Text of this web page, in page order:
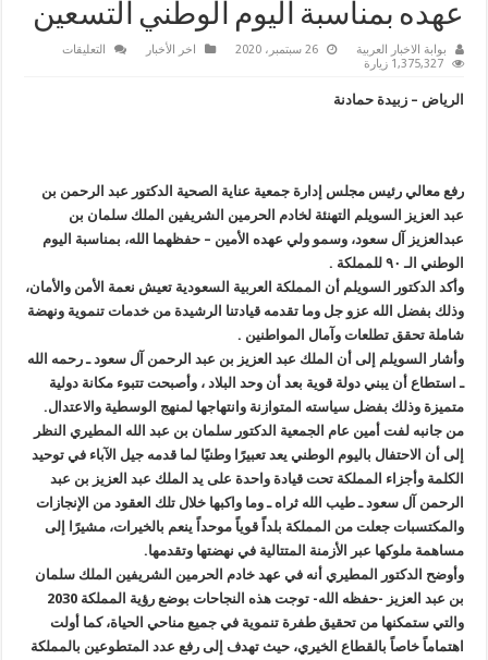
عهده بمناسبة اليوم الوطني التسعين
بوابة الاخبار العربية 26 سبتمبر، 2020 اخر الأخبار التعليقات
اليوم
الوطني
1,375,327 زيارة
الرياض – زبيدة حمادنة
رفع معالي رئيس مجلس إدارة جمعية عناية الصحية الدكتور عبد الرحمن بن
عبد العزيز السويلم التهنئة لخادم الحرمين الشريفين الملك سلمان بن
عبدالعزيز آل سعود، وسمو ولي عهده الأمين – حفظهما الله، بمناسبة اليوم
الوطني الـ ٩٠ للمملكة .
وأكد الدكتور السويلم أن المملكة العربية السعودية تعيش نعمة الأمن والأمان،
وذلك بفضل الله عزو جل وما تقدمه قيادتنا الرشيدة من خدمات تنموية ونهضة
شاملة تحقق تطلعات وآمال المواطنين .
وأشار السويلم إلى أن الملك عبد العزيز بن عبد الرحمن آل سعود ـ رحمه الله
ـ استطاع أن يبني دولة قوية بعد أن وحد البلاد ، وأصبحت تتبوء مكانة دولية
متميزة وذلك بفضل سياسته المتوازنة وانتهاجها لمنهج الوسطية والاعتدال.
من جانبه لفت أمين عام الجمعية الدكتور سلمان بن عبد الله المطيري النظر
إلى أن الاحتفال باليوم الوطني يعد تعبيرًا وطنيًا لما قدمه جيل الآباء في توحيد
الكلمة وأجزاء المملكة تحت قيادة واحدة على يد الملك عبد العزيز بن عبد
الرحمن آل سعود ـ طيب الله ثراه ـ وما واكبها خلال تلك العقود من الإنجازات
والمكتسبات جعلت من المملكة بلداً قوياً موحداً ينعم بالخيرات، مشيرًا إلى
مساهمة ملوكها عبر الأزمنة المتتالية في نهضتها وتقدمها.
وأوضح الدكتور المطيري أنه في عهد خادم الحرمين الشريفين الملك سلمان
بن عبد العزيز -حفظه الله- توجت هذه النجاحات بوضع رؤية المملكة 2030
والتي ستمكنها من تحقيق طفرة تنموية في جميع مناحي الحياة، كما أولت
اهتماماً خاصاً بالقطاع الخيري، حيث تهدف إلى رفع عدد المتطوعين بالمملكة